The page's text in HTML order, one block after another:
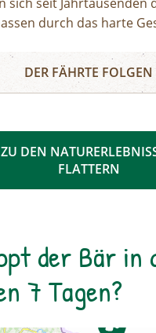
durch das harte
kleine Wasserfälle
geht es weiter bis
den Talschluss mit
und Hintersee
DER FÄHRTE FOLGEN
ZU DEN
FLATTERN
der Bär in
7 Tagen?